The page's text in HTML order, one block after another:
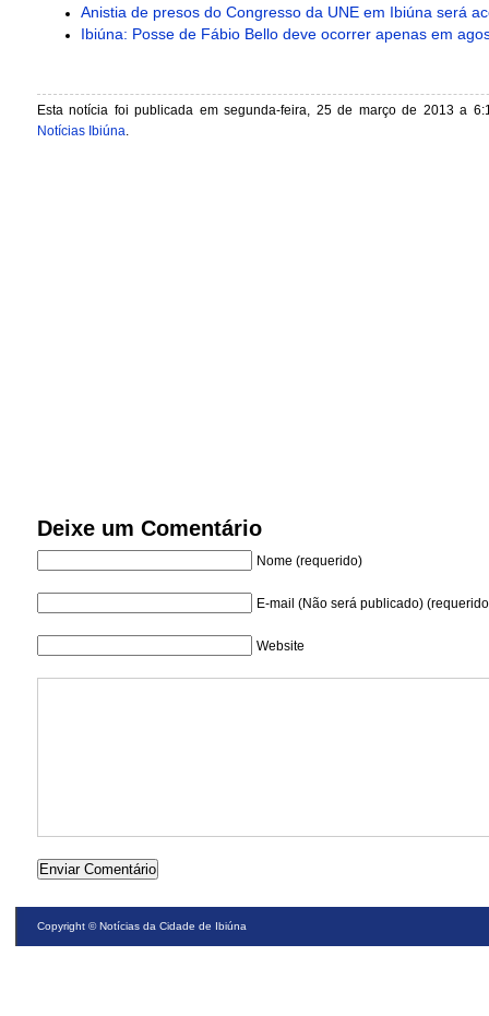
Anistia de presos do Congresso da UNE em Ibiúna será
Ibiúna: Posse de Fábio Bello deve ocorrer apenas em
Esta notícia foi publicada em segunda-feira, 25 de março de 2013 a
Notícias Ibiúna.
Deixe um Comentário
Nome (requerido)
E-mail (Não será publicado)
Website
Copyright ©Notícias da Cidade de Ibiúna